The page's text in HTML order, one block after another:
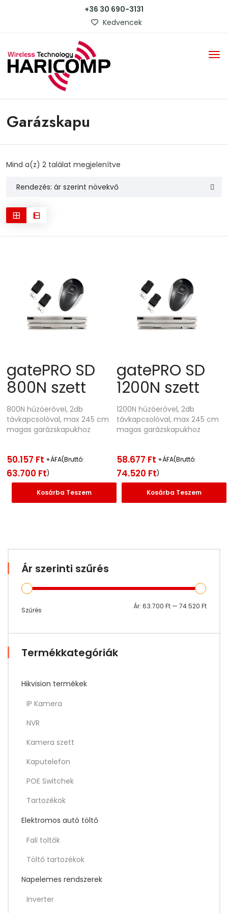
+36 30 690-3131
Kedvencek
Garázskapu
Ár szerinti szűrés
Min
Max
Szűrés Ár: 63.700 Ft — 74.520 Ft
Termékkategóriák
Hikvision termékek
IP Kamera
NVR
Kamera szett
Kaputelefon
POE Switchek
Tartozékok
Elektromos autó töltő
Fali toltők
Töltő tartozékok
Napelemes rendszerek
Inverter
Mind a(z) 2 találat megjelenítve
gatePRO SD
800N szett
800N húzóerővel, 2db
távkapcsolóval, max 245 cm
magas garázskapukhoz
50.157 Ft +ÁFA(Bruttó:
63.700 Ft)
Kosárba Teszem
gatePRO SD
1200N szett
1200N húzóerővel, 2db
távkapcsolóval, max 245 cm
magas garázskapukhoz
58.677 Ft +ÁFA(Bruttó:
74.520 Ft)
Kosárba Teszem